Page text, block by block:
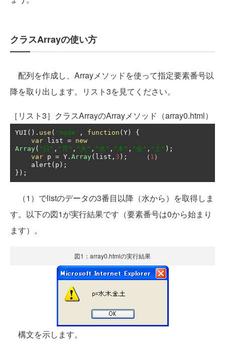
クラスArrayの使い方
配列を作成し、Arrayメソッドを使って指定要素番号以
降を取り出します。リスト3を見てください。
［リスト3］クラスArrayのArrayメソッド（array0.html）
YUI (). use ( 'node' , function ( Y )
{
var list = new
Array( "日" , "月" , "火" , "水" , "木" , "金" , "土" );
var p = Y . Array( list , 3 ); （ 1 ）
    alert
( p );
});
（1）でlistのデータの3番目以降（水から）を取得しま
す。以下の図1が実行結果です（要素番号は0から始まり
ます）。
図1：array0.htmlの実行結果
構文を示します。